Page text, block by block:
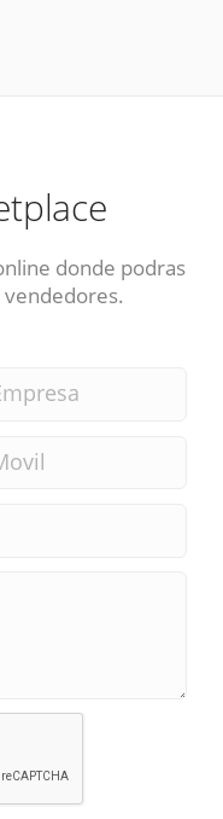
donde podras